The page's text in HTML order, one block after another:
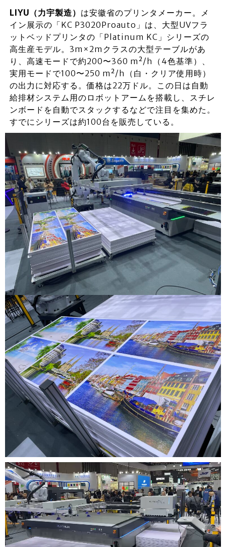
LIYU（力宇製造） は安徽省のプリンタメーカー。メ
イン展示の「KC P3020Proauto」は、大型UVフラ
ットベッドプリンタの「Platinum KC」シリーズの
高生産モデル。3m×2mクラスの大型テーブルがあ
り、高速モードで約200〜360 m²/h（4色基準）、
実用モードで100〜250 m²/h（白・クリア使用時）
の出力に対応する。価格は22万ドル。この日は自動
給排材システム用のロボットアームを搭載し、スチレ
ンボードを自動でスタックするなどで注目を集めた。
すでにシリーズは約100台を販売している。